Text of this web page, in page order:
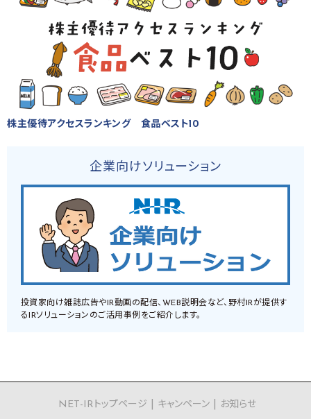
株主優待アクセスランキング 食品ベスト10
企業向けソリューション
投資家向け雑誌広告やIR動画の配信、WEB説明会など、野村IRが提供す
るIRソリューションのご活用事例をご紹介します。
NET-IRトップページ キャンペーン
お知らせ